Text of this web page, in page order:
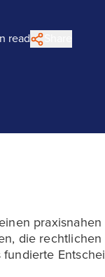
read
die